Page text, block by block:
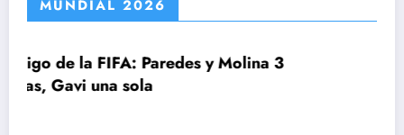
MUNDIAL 2026
y Molina 3